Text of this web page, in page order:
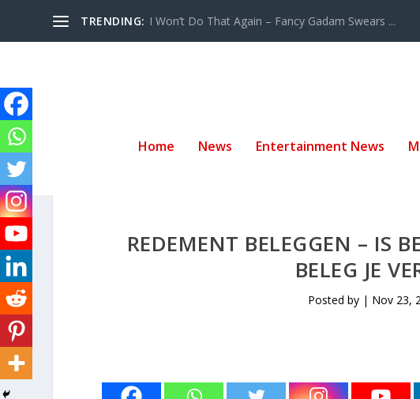
TRENDING: I Won’t Do That Again – Fancy Gadam Swears ...
Home News Entertainment News
REDEMENT BELEGGEN – IS
BELEG JE
Posted by | Nov 23,